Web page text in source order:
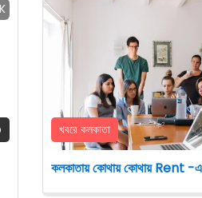
খবরে কলকাতা
কলকাতায় কোথায় কোথায় Rent -এ